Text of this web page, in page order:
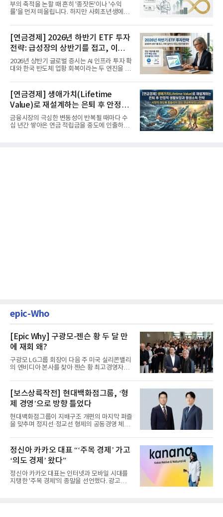
부의 축적을 논할 때 흔히 '종잣돈'이나 '수익
률'을 먼저 떠올립니다. 하지만 사회초년생에게
[연금경제] 2026년 하반기 ETF 투자
전략: 급성장의 상반기를 접고, 이제
'실적'이 가르는 하반기를 맞다
2026년 상반기 글로벌 증시는 AI 인프라 투자 확
대와 한국 반도체 업황 회복이라는 두 엔진을 달
[연금경제] 생애가치(Lifetime
Value)로 재설계하는 은퇴 후 안정적
생활보장과 평생소득 전략
금융시장의 극심한 변동성이 반복될 때마다 수
십 년간 쌓아온 연금 적립금을 중도에 인출하거
epic-Who
[Epic Why] 구광모-젠슨 황 두 달 만
에 재회 왜?
구광모 LG그룹 회장이 다음 주 미국 실리콘밸리
의 엔비디아 본사를 찾아 젠슨 황 최고경영자
[보스상륙작전] 현대백화점그룹, ‘형
제 경영’으로 방향 틀었다
현대백화점그룹이 지배구조 개편의 마지막 퍼즐
을 맞추며 정지선·정교선 형제의 공동경영 체제
정신아 카카오 대표 “‘주목 경제’ 가고
‘의도 경제’ 왔다”
정신아 카카오 대표는 인터넷과 모바일 시대를
지탱한 '주목 경제'의 종말을 선언했다. 광고를